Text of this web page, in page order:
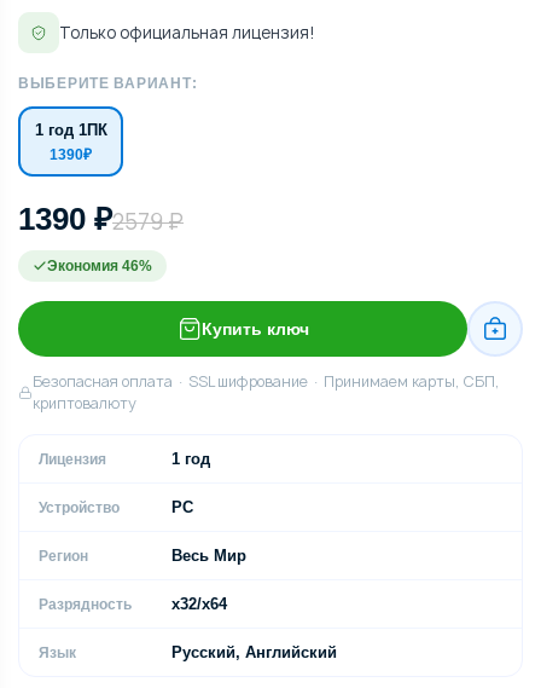
Только официальная лицензия!
ВЫБЕРИТЕ ВАРИАНТ:
1 год 1ПК
1390₽
1390 ₽2579 ₽
Экономия 46%
Купить ключ
Безопасная оплата · SSL шифрование · Принимаем карты, СБП,
криптовалюту
Лицензия 1 год
Устройство PC
Регион Весь Мир
Разрядность x32/x64
Язык Русский, Английский